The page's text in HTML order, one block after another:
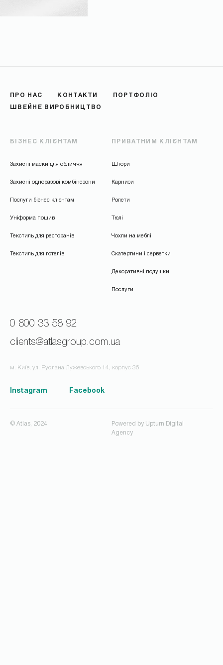
ПРО НАС КОНТАКТИ
ПОРТФОЛІО
ШВЕЙНЕ ВИРОБНИЦТВО
БІЗНЕС КЛІЄНТАМ
Захисні маски для обличчя
Захисні одноразові комбінезони
Послуги бізнес клієнтам
Уніформа пошив
Текстиль для ресторанів
Текстиль для готелів
ПРИВАТНИМ КЛІЄНТАМ
Штори
Карнизи
Ролети
Тюлі
Чохли на меблі
Скатертини і серветки
Декоративні подушки
Послуги
0 800 33 58 92
clients@atlasgroup.com.ua
м. Київ, ул. Руслана Лужевського 14, корпус 3б
Instagram Facebook
© Atlas, 2024 Powered by Upturn Digital
Agency